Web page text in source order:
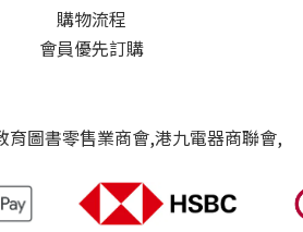
購物流程
會員優先訂購